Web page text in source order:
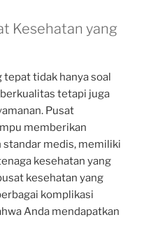
Kesehatan yang
tidak hanya soal
tetapi juga
Pusat
memberikan
standar medis, memiliki
kesehatan yang
kesehatan yang
komplikasi
Anda mendapatkan